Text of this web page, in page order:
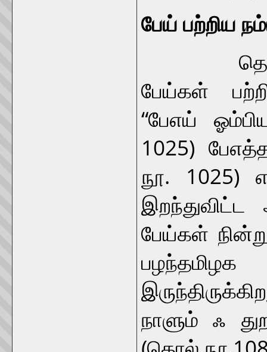
பேய் பற்றிய
பேய்கள்
“பேஎய்
1025)
நூ. 1025)
பேய்கள்
நாளும் ஃ